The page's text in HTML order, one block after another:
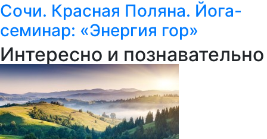
Сочи. Красная Поляна. Йога-
семинар: «Энергия гор»
Интересно и познавательно